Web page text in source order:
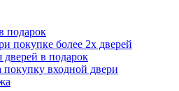
подарок
покупке более 2х дверей
дверей в подарок
покупку входной двери